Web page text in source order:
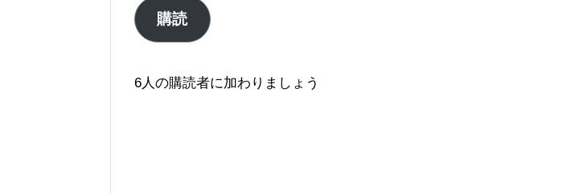
ル
ア
レ
購読
6人の購読者に加わりましょう